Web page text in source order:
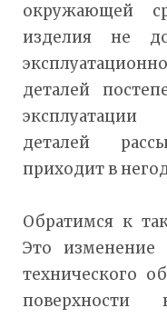
окружающей
изделия не
деталей
деталей
приходит в
Обратимся к
Это изменение
технического
поверхности